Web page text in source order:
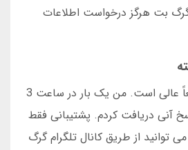
بت هرگز درخواست اطلاعات
پشتیبانی گرگ بت واقعاً عالی است. من یک بار در ساعت 3
دریافت کردم. پشتیبانی فقط
از طریق کانال تلگرام گرگ